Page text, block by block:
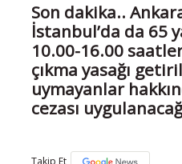
Son dakika..
İstanbul’da da 65
10.00-16.00
çıkma yasağı
uymayanlar
cezası